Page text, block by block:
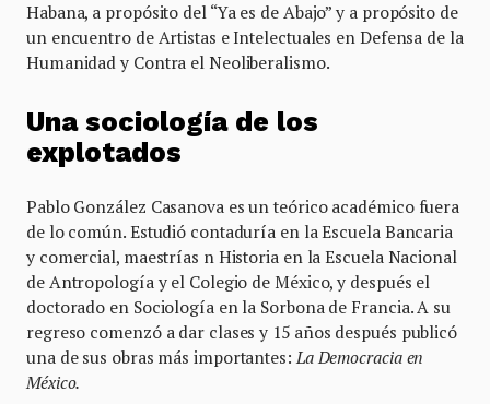
Habana, a propósito del “Ya es de Abajo” y a propósito de
un encuentro de Artistas e Intelectuales en Defensa de la
Humanidad y Contra el Neoliberalismo.
Una sociología de los
explotados
Pablo González Casanova es un teórico académico fuera
de lo común. Estudió contaduría en la Escuela Bancaria
y comercial, maestrías n Historia en la Escuela Nacional
de Antropología y el Colegio de México, y después el
doctorado en Sociología en la Sorbona de Francia. A su
regreso comenzó a dar clases y 15 años después publicó
una de sus obras más importantes:La Democracia en
México.